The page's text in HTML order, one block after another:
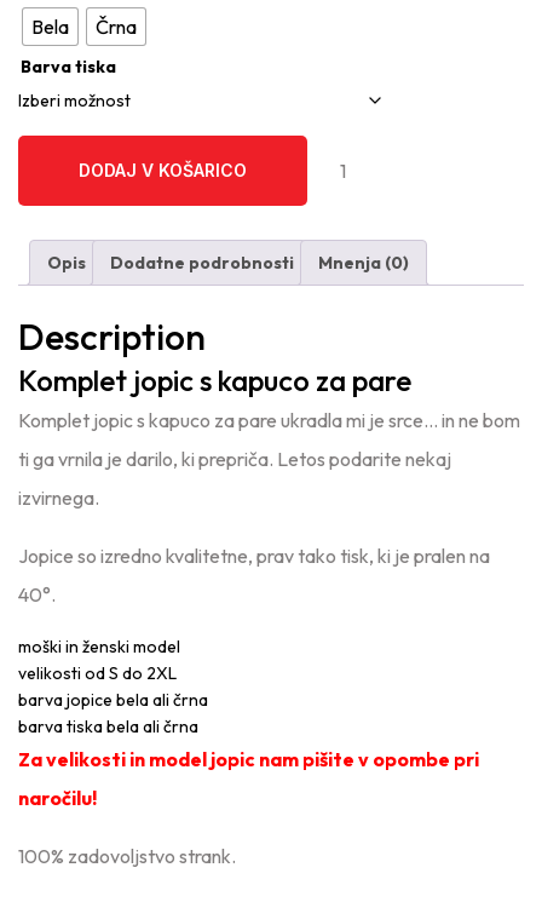
Bela Črna
Barva tiska
DODAJ V KOŠARICO
Komplet
kapuco
za
Opis Dodatne podrobnosti Mnenja (0)
Description
Komplet jopic s kapuco za pare
Komplet jopic s kapuco za pare ukradla mi je srce… in ne bom
ti ga vrnila je darilo, ki prepriča. Letos podarite nekaj
izvirnega.
Jopice so izredno kvalitetne, prav tako tisk, ki je pralen na
40°.
moški in ženski model
velikosti od S do 2XL
barva jopice bela ali črna
barva tiska bela ali črna
Za velikosti in model jopic nam pišite v opombe pri
naročilu!
100% zadovoljstvo strank.